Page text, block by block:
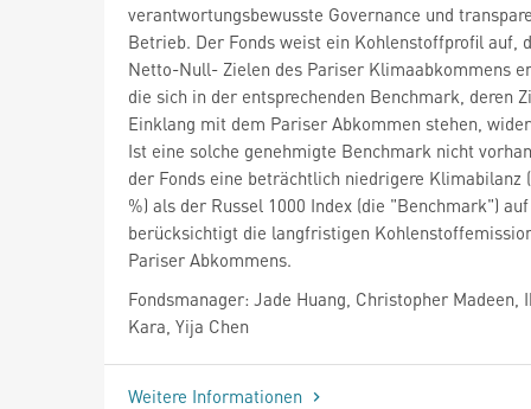
verantwortungsbewusste Governance und
Betrieb. Der Fonds weist ein Kohlenstoffprofil auf,
Netto-Null- Zielen des Pariser Klimaabkommens
die sich in der entsprechenden Benchmark, deren
Einklang mit dem Pariser Abkommen stehen,
Ist eine solche genehmigte Benchmark nicht
der Fonds eine beträchtlich niedrigere Klimabilanz
%) als der Russel 1000 Index (die "Benchmark")
berücksichtigt die langfristigen
Pariser Abkommens.
Fondsmanager: Jade Huang, Christopher Madeen,
Kara, Yija Chen
Weitere Informationen